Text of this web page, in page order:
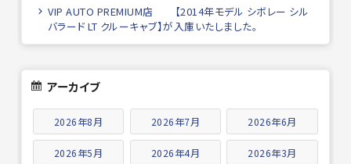
VIP AUTO PREMIUM店 【2014年モデル シボレー シル
バラード LT クルーキャブ】が入庫いたしました。
アーカイブ
2026年8月 2026年7月 2026年6月
2026年5月 2026年4月 2026年3月